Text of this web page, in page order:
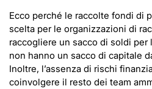
Ecco perché le raccolte fondi di
scelta per le organizzazioni di
raccogliere un sacco di soldi per
non hanno un sacco di capitale
Inoltre, l’assenza di rischi
coinvolgere il resto dei team